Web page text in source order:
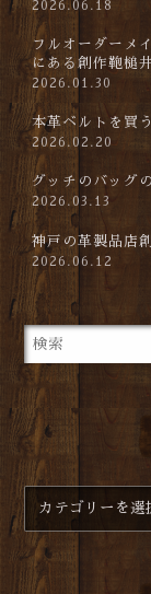
2026.06.18
フルオーダーメ
にある創作鞄槌
2026.01.30
本革ベルトを買
2026.02.20
グッチのバッグ
2026.03.13
神戸の革製品店
2026.06.12